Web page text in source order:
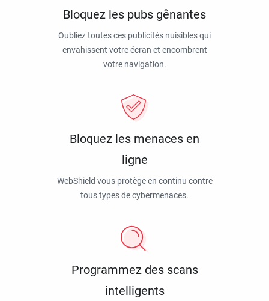
Bloquez les pubs gênantes
Oubliez toutes ces publicités nuisibles qui
envahissent votre écran et encombrent
votre navigation.
Bloquez les menaces en
ligne
WebShield vous protège en continu contre
tous types de cybermenaces.
Programmez des scans
intelligents